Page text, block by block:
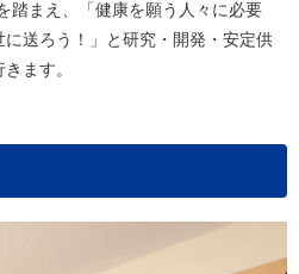
踏まえ、「健康を願う人々に必要
送ろう！」と研究・開発・安定供
ます。